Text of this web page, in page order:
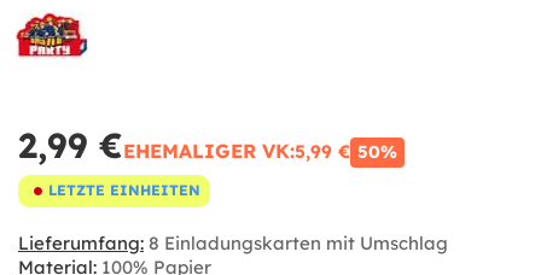
2,99 €EHEMALIGER VK:5,99 € 50%
LETZTE EINHEITEN
Lieferumfang: 8 Einladungskarten mit Umschlag
Material: 100% Papier